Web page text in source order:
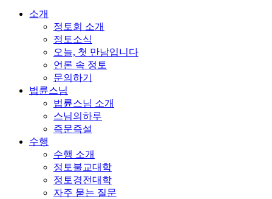
소개
정토회 소개
정토소식
오늘, 첫 만남입니다
언론 속 정토
문의하기
법륜스님
법륜스님 소개
스님의하루
즉문즉설
수행
수행 소개
정토불교대학
정토경전대학
자주 묻는 질문